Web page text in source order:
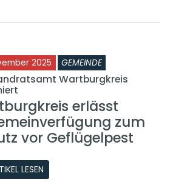
2025 GEMEINDE
Wartburgkreis
erlässt
zum
vor Geflügelpest
LESEN